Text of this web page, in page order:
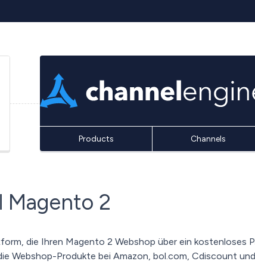
Products Channels
Magento 2
die Ihren Magento 2 Webshop über ein kostenloses
Webshop-Produkte bei Amazon, bol.com, Cdiscount